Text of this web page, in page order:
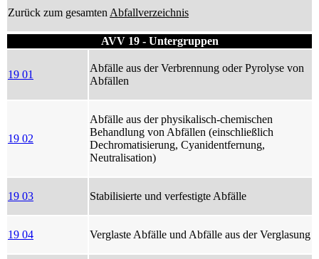
Zurück zum gesamten Abfallverzeichnis
AVV 19 - Untergruppen
19 01
Abfälle aus der Verbrennung oder Pyrolyse von
Abfällen
19 02
Abfälle aus der physikalisch-chemischen
Behandlung von Abfällen (einschließlich
Dechromatisierung, Cyanidentfernung,
Neutralisation)
19 03 Stabilisierte und verfestigte Abfälle
19 04 Verglaste Abfälle und Abfälle aus der Verglasung